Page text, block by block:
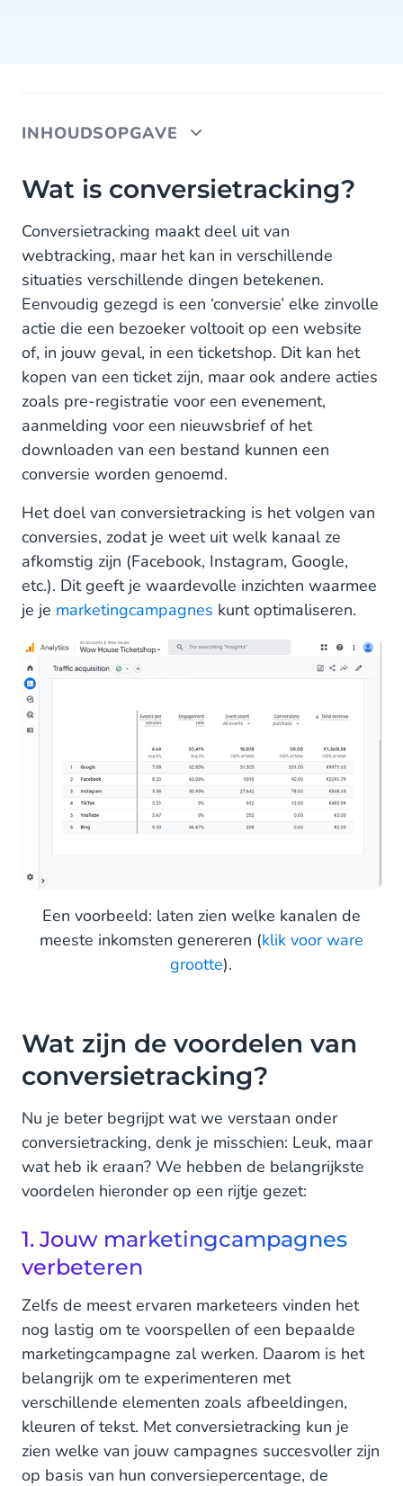
INHOUDSOPGAVE
Wat is conversietracking?
1. Jouw marketingcampagnes verbeteren
2. Het bepalen van je rendement op investering
3. Je budget effectiever toewijzen
4. De koopervaring optimaliseren
Aan de slag in je ticketshop
Verder dan Google Analytics
Starten met Meta Conversion API
Wat is conversietracking?
Conversietracking maakt deel uit van
webtracking, maar het kan in verschillende
situaties verschillende dingen betekenen.
Eenvoudig gezegd is een ‘conversie’ elke zinvolle
actie die een bezoeker voltooit op een website
of, in jouw geval, in een ticketshop. Dit kan het
kopen van een ticket zijn, maar ook andere acties
zoals pre-registratie voor een evenement,
aanmelding voor een nieuwsbrief of het
downloaden van een bestand kunnen een
conversie worden genoemd.
Het doel van conversietracking is het volgen van
conversies, zodat je weet uit welk kanaal ze
afkomstig zijn (Facebook, Instagram, Google,
etc.). Dit geeft je waardevolle inzichten waarmee
je je marketingcampagnes kunt optimaliseren.
Een voorbeeld: laten zien welke kanalen de
meeste inkomsten genereren (klik voor ware
grootte).
Wat zijn de voordelen van
conversietracking?
Nu je beter begrijpt wat we verstaan onder
conversietracking, denk je misschien: Leuk, maar
wat heb ik eraan? We hebben de belangrijkste
voordelen hieronder op een rijtje gezet:
1. Jouw marketingcampagnes
verbeteren
Zelfs de meest ervaren marketeers vinden het
nog lastig om te voorspellen of een bepaalde
marketingcampagne zal werken. Daarom is het
belangrijk om te experimenteren met
verschillende elementen zoals afbeeldingen,
kleuren of tekst. Met conversietracking kun je
zien welke van jouw campagnes succesvoller zijn
op basis van hun conversiepercentage, de